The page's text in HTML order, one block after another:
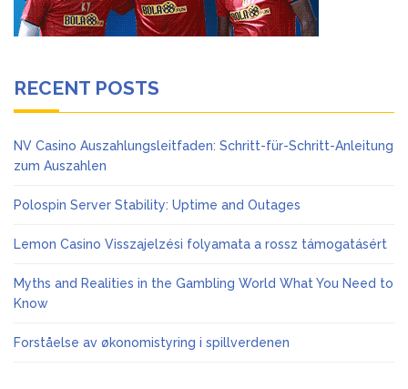
RECENT POSTS
NV Casino Auszahlungsleitfaden: Schritt-für-Schritt-Anleitung
zum Auszahlen
Polospin Server Stability: Uptime and Outages
Lemon Casino Visszajelzési folyamata a rossz támogatásért
Myths and Realities in the Gambling World What You Need to
Know
Forståelse av økonomistyring i spillverdenen